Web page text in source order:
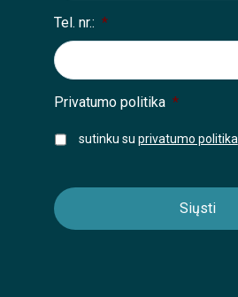
Tel. nr.: *
Privatumo politika *
sutinku su privatumo politika